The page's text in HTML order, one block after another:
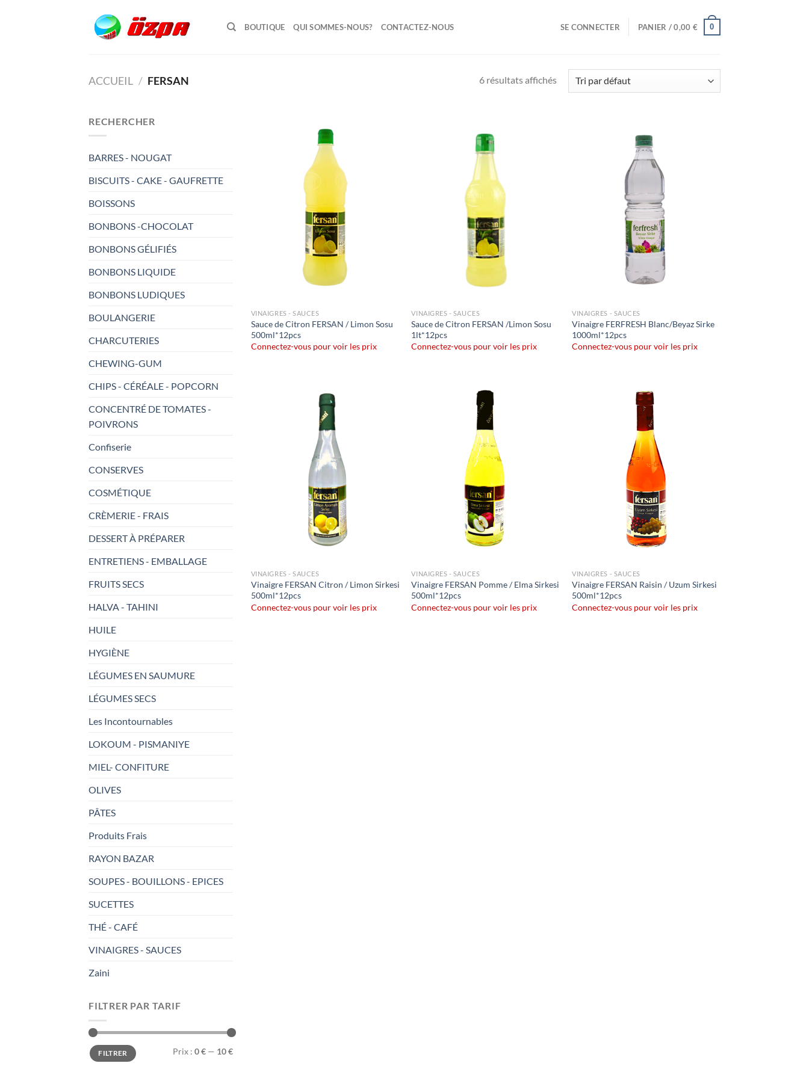
BOUTIQUE QUI SOMMES-NOUS? CONTACTEZ-NOUS SE CONNECTER PANIER /0,00 € 0
ACCUEIL / FERSAN 6 résultats affichés
RECHERCHER
BARRES - NOUGAT
BISCUITS - CAKE - GAUFRETTE
BOISSONS
BONBONS -CHOCOLAT
BONBONS GÉLIFIÉS
BONBONS LIQUIDE
BONBONS LUDIQUES
BOULANGERIE
CHARCUTERIES
CHEWING-GUM
CHIPS - CÉRÉALE - POPCORN
CONCENTRÉ DE TOMATES -
POIVRONS
Confiserie
CONSERVES
COSMÉTIQUE
CRÈMERIE - FRAIS
DESSERT À PRÉPARER
ENTRETIENS - EMBALLAGE
FRUITS SECS
HALVA - TAHINI
HUILE
HYGIÈNE
LÉGUMES EN SAUMURE
LÉGUMES SECS
Les Incontournables
LOKOUM - PISMANIYE
MIEL- CONFITURE
OLIVES
PÂTES
Produits Frais
RAYON BAZAR
SOUPES - BOUILLONS - EPICES
SUCETTES
THÉ - CAFÉ
VINAIGRES - SAUCES
Zaini
FILTRER PAR TARIF
Prix
min
Prix
maxFILTRER Prix : 0 € — 10 €
VINAIGRES - SAUCES
Sauce de Citron FERSAN / Limon Sosu
500ml*12pcs
Connectez-vous pour voir les prix
VINAIGRES - SAUCES
Sauce de Citron FERSAN /Limon Sosu
1lt*12pcs
Connectez-vous pour voir les prix
VINAIGRES - SAUCES
Vinaigre FERFRESH Blanc/Beyaz Sirke
1000ml*12pcs
Connectez-vous pour voir les prix
VINAIGRES - SAUCES
Vinaigre FERSAN Citron / Limon Sirkesi
500ml*12pcs
Connectez-vous pour voir les prix
VINAIGRES - SAUCES
Vinaigre FERSAN Pomme / Elma Sirkesi
500ml*12pcs
Connectez-vous pour voir les prix
VINAIGRES - SAUCES
Vinaigre FERSAN Raisin / Uzum Sirkesi
500ml*12pcs
Connectez-vous pour voir les prix